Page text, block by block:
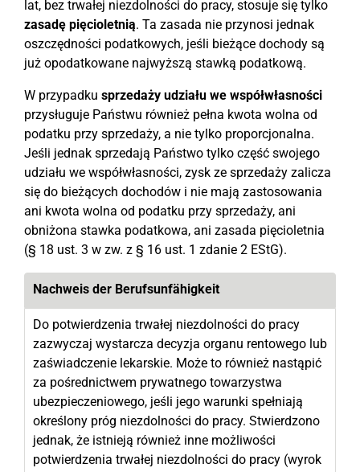
lat, bez trwałej niezdolności do pracy, stosuje się tylko
zasadę pięcioletnią. Ta zasada nie przynosi jednak
oszczędności podatkowych, jeśli bieżące dochody są
już opodatkowane najwyższą stawką podatkową.
W przypadku sprzedaży udziału we współwłasności
przysługuje Państwu również pełna kwota wolna od
podatku przy sprzedaży, a nie tylko proporcjonalna.
Jeśli jednak sprzedają Państwo tylko część swojego
udziału we współwłasności, zysk ze sprzedaży zalicza
się do bieżących dochodów i nie mają zastosowania
ani kwota wolna od podatku przy sprzedaży, ani
obniżona stawka podatkowa, ani zasada pięcioletnia
(§ 18 ust. 3 w zw. z § 16 ust. 1 zdanie 2 EStG).
Nachweis der Berufsunfähigkeit
Do potwierdzenia trwałej niezdolności do pracy
zazwyczaj wystarcza decyzja organu rentowego lub
zaświadczenie lekarskie. Może to również nastąpić
za pośrednictwem prywatnego towarzystwa
ubezpieczeniowego, jeśli jego warunki spełniają
określony próg niezdolności do pracy. Stwierdzono
jednak, że istnieją również inne możliwości
potwierdzenia trwałej niezdolności do pracy (wyrok